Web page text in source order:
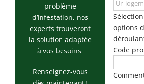
Exterminateur
St-Léonard
problème
d’infestation, nos
experts trouveront
la solution adaptée
à vos besoins.
Renseignez-vous
options
Code